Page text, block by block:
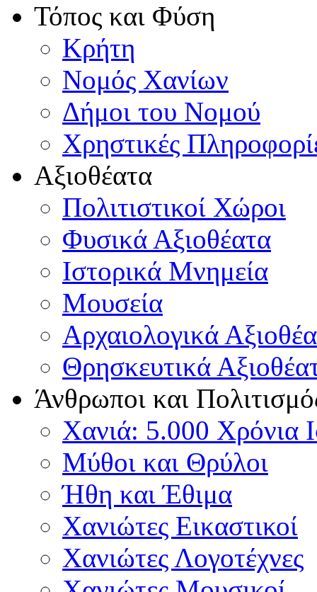
Τόπος και Φύση
Κρήτη
Νομός Χανίων
Δήμοι του Νομού
Χρηστικές
Αξιοθέατα
Πολιτιστικοί Χώροι
Φυσικά Αξιοθέατα
Ιστορικά Μνημεία
Μουσεία
Αρχαιολογικά
Θρησκευτικά
Άνθρωποι και
Χανιά: 5.000 Χρόνια
Μύθοι και Θρύλοι
Ήθη και Έθιμα
Χανιώτες Εικαστικοί
Χανιώτες Λογοτέχνες